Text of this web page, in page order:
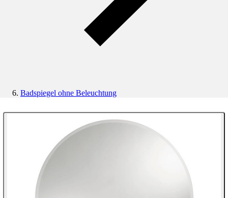
Badspiegel ohne Beleuchtung